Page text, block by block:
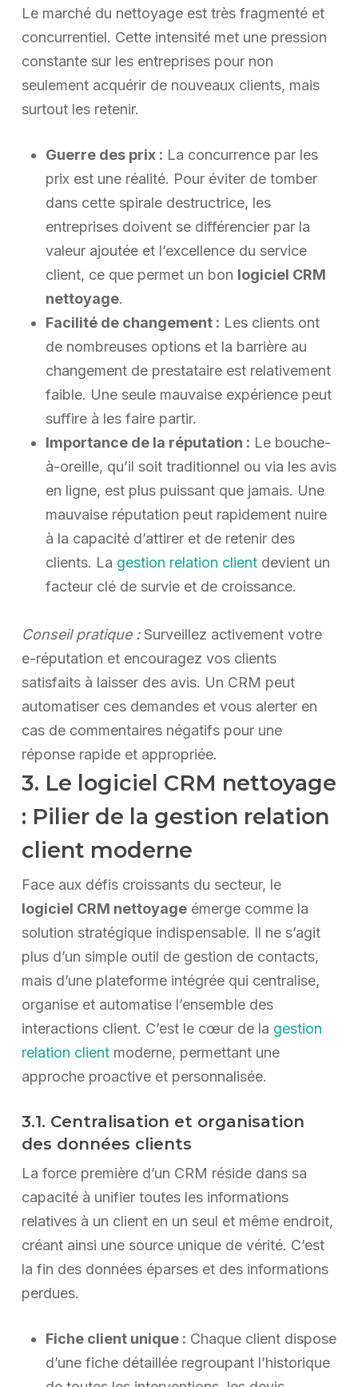
Le marché du nettoyage est très fragmenté et
concurrentiel. Cette intensité met une pression
constante sur les entreprises pour non
seulement acquérir de nouveaux clients, mais
surtout les retenir.
Guerre des prix : La concurrence par les
prix est une réalité. Pour éviter de tomber
dans cette spirale destructrice, les
entreprises doivent se différencier par la
valeur ajoutée et l’excellence du service
client, ce que permet un bon logiciel CRM
nettoyage.
Facilité de changement : Les clients ont
de nombreuses options et la barrière au
changement de prestataire est relativement
faible. Une seule mauvaise expérience peut
suffire à les faire partir.
Importance de la réputation : Le bouche-
à-oreille, qu’il soit traditionnel ou via les avis
en ligne, est plus puissant que jamais. Une
mauvaise réputation peut rapidement nuire
à la capacité d’attirer et de retenir des
clients. La gestion relation clientdevient un
facteur clé de survie et de croissance.
Conseil pratique :Surveillez activement votre
e-réputation et encouragez vos clients
satisfaits à laisser des avis. Un CRM peut
automatiser ces demandes et vous alerter en
cas de commentaires négatifs pour une
réponse rapide et appropriée.
3. Le logiciel CRM nettoyage
: Pilier de la gestion relation
client moderne
Face aux défis croissants du secteur, le
logiciel CRM nettoyageémerge comme la
solution stratégique indispensable. Il ne s’agit
plus d’un simple outil de gestion de contacts,
mais d’une plateforme intégrée qui centralise,
organise et automatise l’ensemble des
interactions client. C’est le cœur de la gestion
relation clientmoderne, permettant une
approche proactive et personnalisée.
3.1. Centralisation et organisation
des données clients
La force première d’un CRM réside dans sa
capacité à unifier toutes les informations
relatives à un client en un seul et même endroit,
créant ainsi une source unique de vérité. C’est
la fin des données éparses et des informations
perdues.
Fiche client unique : Chaque client dispose
d’une fiche détaillée regroupant l’historique